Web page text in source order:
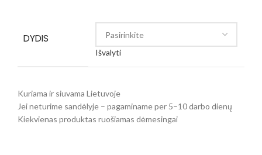
DYDIS
Išvalyti
Kuriama ir siuvama Lietuvoje
Jei neturime sandėlyje – pagaminame per 5–10 darbo dienų
Kiekvienas produktas ruošiamas dėmesingai